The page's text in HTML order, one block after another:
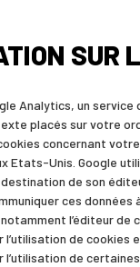
SUR
Analytics, un service
placés sur votre
concernant
Etats-Unis. Google
de son
ces
l’éditeur
l’utilisation de
l’utilisation de